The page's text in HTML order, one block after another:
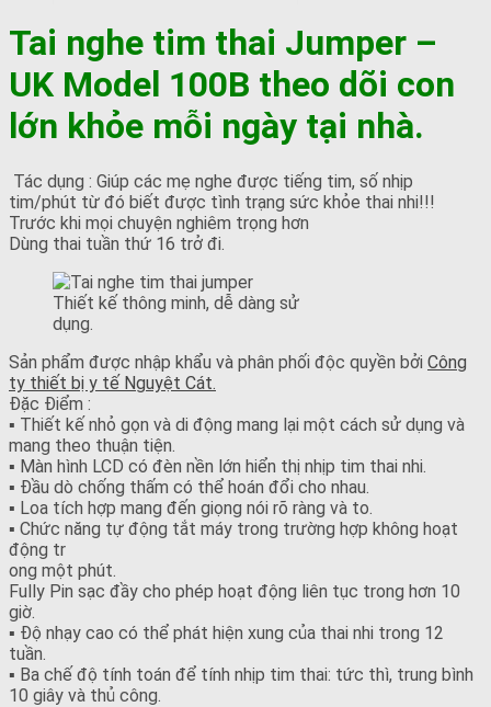
Tai nghe tim thai Jumper –
UK Model 100B theo dõi con
lớn khỏe mỗi ngày tại nhà.
Tác dụng : Giúp các mẹ nghe được tiếng tim, số nhịp
tim/phút từ đó biết được tình trạng sức khỏe thai nhi!!!
Trước khi mọi chuyện nghiêm trọng hơn
Dùng thai tuần thứ 16 trở đi.
Thiết kế thông minh, dễ dàng sử
dụng.
Sản phẩm được nhập khẩu và phân phối độc quyền bởi Công
ty thiết bị y tế Nguyệt Cát.
Đặc Điểm :
▪ Thiết kế nhỏ gọn và di động mang lại một cách sử dụng và
mang theo thuận tiện.
▪ Màn hình LCD có đèn nền lớn hiển thị nhịp tim thai nhi.
▪ Đầu dò chống thấm có thể hoán đổi cho nhau.
▪ Loa tích hợp mang đến giọng nói rõ ràng và to.
▪ Chức năng tự động tắt máy trong trường hợp không hoạt
động tr
ong một phút.
Fully Pin sạc đầy cho phép hoạt động liên tục trong hơn 10
giờ.
▪ Độ nhạy cao có thể phát hiện xung của thai nhi trong 12
tuần.
▪ Ba chế độ tính toán để tính nhịp tim thai: tức thì, trung bình
10 giây và thủ công.